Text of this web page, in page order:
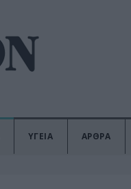
ΥΓΕΙΑ ΑΡΘΡΑ